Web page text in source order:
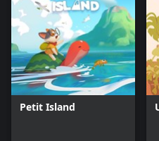
Petit Island